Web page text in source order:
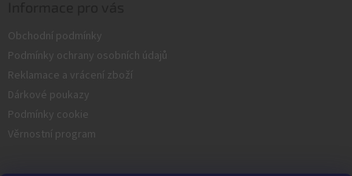
Obchodní podmínky
Podmínky ochrany osobních údajů
Reklamace a vrácení zboží
Dárkové poukazy
Podmínky cookie
Věrnostní program